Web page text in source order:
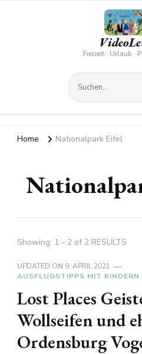
Freizeit · Urlaub ·
Home Nationalpark Eifel
Showing: 1 - 2 of 2 RESULTS
UPDATED ON 9. APRIL 2021
AUSFLUGSTIPPS MIT
Lost Places
Wollseifen und
Ordensburg